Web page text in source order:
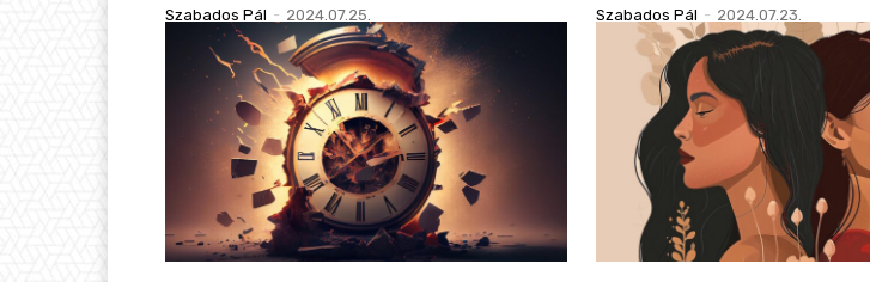
Szabados Pál - 2024.07.25. Szabados Pál - 2024.07.23.